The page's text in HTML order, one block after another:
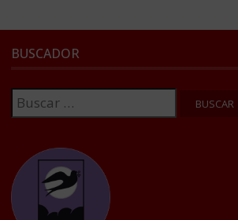
BUSCADOR
Buscar: